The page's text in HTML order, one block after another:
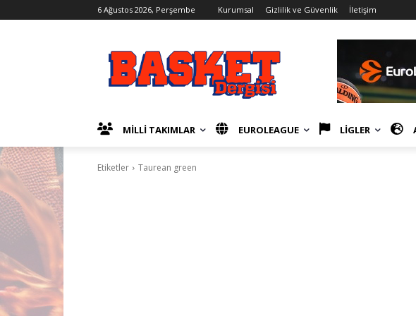
6 Ağustos 2026, Perşembe Kurumsal Gizlilik ve Güvenlik İletişim
MİLLİ TAKIMLAR EUROLEAGUE LİGLER
Etiketler Taurean green